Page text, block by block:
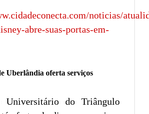
noticias/
abre-suas-portas-em-
Uberlândia oferta serviços
Universitário do Triângulo